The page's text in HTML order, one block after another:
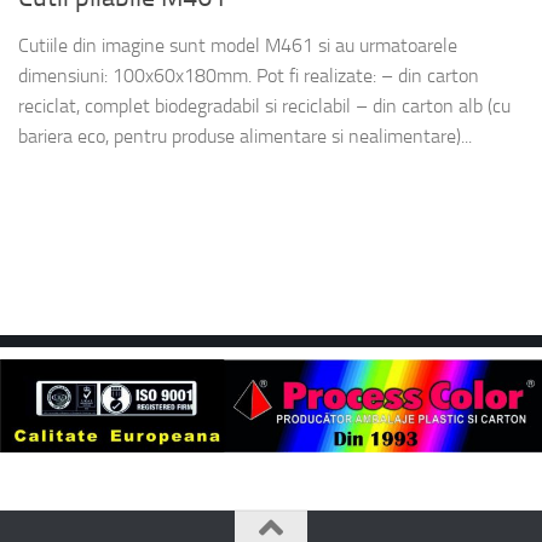
Cutiile din imagine sunt model M461 si au urmatoarele
dimensiuni: 100x60x180mm. Pot fi realizate: – din carton
reciclat, complet biodegradabil si reciclabil – din carton alb (cu
bariera eco, pentru produse alimentare si nealimentare)...